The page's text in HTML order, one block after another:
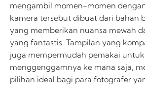
mengambil momen-momen
kamera tersebut dibuat dari bahan
yang memberikan nuansa mewah
yang fantastis. Tampilan yang
juga mempermudah pemakai untuk
menggenggamnya ke mana saja,
pilihan ideal bagi para fotografer